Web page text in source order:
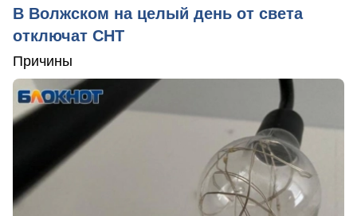
В Волжском на целый день от света
отключат СНТ
Причины